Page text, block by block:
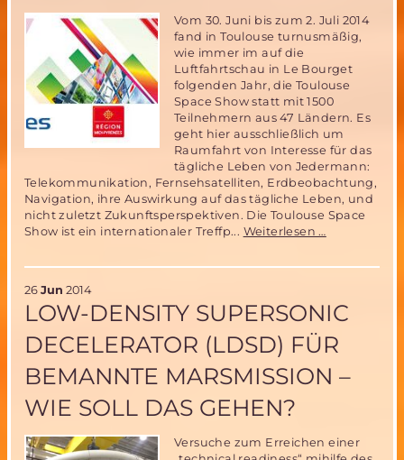
Vom 30. Juni bis zum 2. Juli 2014
fand in Toulouse turnusmäßig,
wie immer im auf die
Luftfahrtschau in Le Bourget
folgenden Jahr, die Toulouse
Space Show statt mit 1500
Teilnehmern aus 47 Ländern. Es
geht hier ausschließlich um
Raumfahrt von Interesse für das
tägliche Leben von Jedermann:
Telekommunikation, Fernsehsatelliten, Erdbeobachtung,
Navigation, ihre Auswirkung auf das tägliche Leben, und
nicht zuletzt Zukunftsperspektiven. Die Toulouse Space
Show ist ein internationaler Treffp... Weiterlesen …
Space
das
von
26 Jun 2014
LOW-DENSITY SUPERSONIC
DECELERATOR (LDSD) FÜR
BEMANNTE MARSMISSION –
WIE SOLL DAS GEHEN?
Versuche zum Erreichen einer